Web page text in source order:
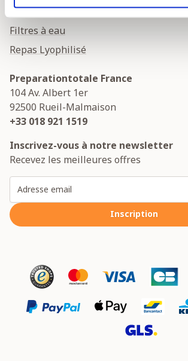
Ration de Survie
Filtres à eau
Repas Lyophilisé
Preparationtotale France
104 Av. Albert 1er
92500 Rueil-Malmaison
+33 018 921 1519
Inscrivez-vous à notre newsletter
Recevez les meilleures offres
Inscription